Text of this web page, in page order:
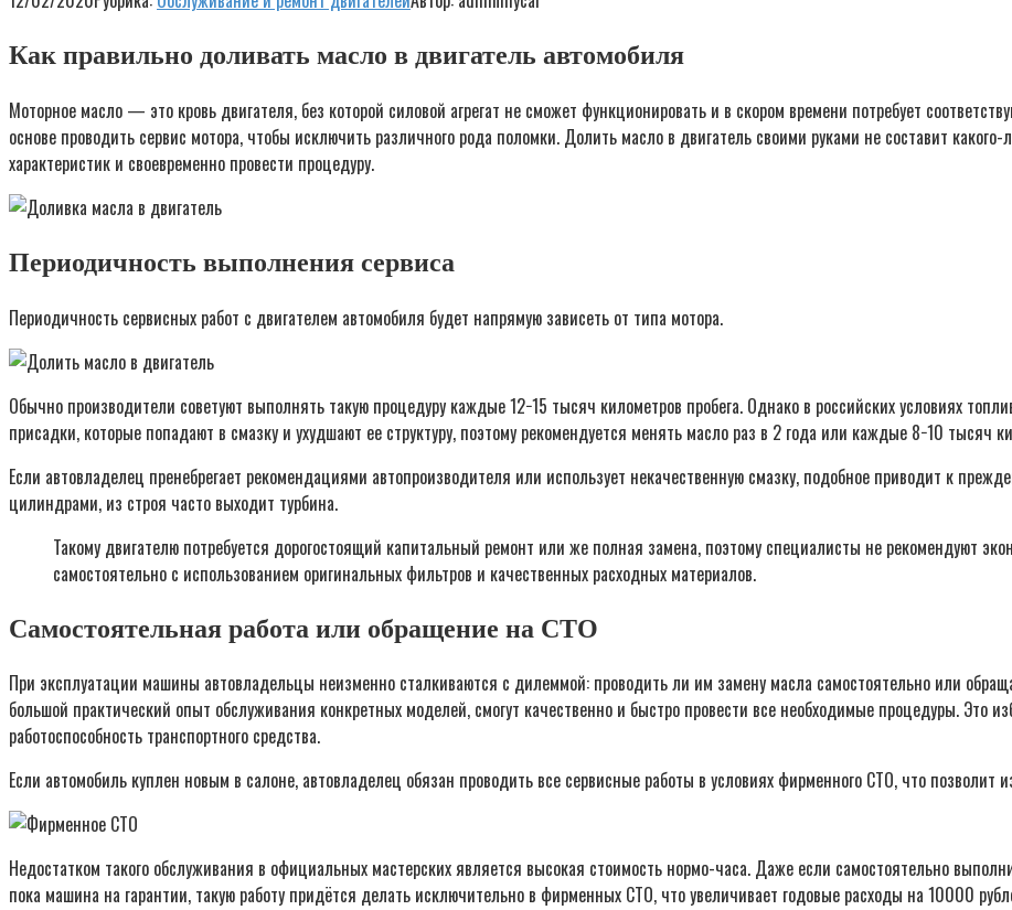
Как правильно доливать масло в двигатель автомобиля
Моторное масло — это кровь двигателя, без которой силовой агрегат не сможет функционировать и в скором времени потребует
основе проводить сервис мотора, чтобы исключить различного рода поломки. Долить масло в двигатель своими руками не составит
характеристик и своевременно провести процедуру.
Периодичность выполнения сервиса
Периодичность сервисных работ с двигателем автомобиля будет напрямую зависеть от типа мотора.
Обычно производители советуют выполнять такую процедуру каждые 12−15 тысяч километров пробега. Однако в российских условиях
присадки, которые попадают в смазку и ухудшают ее структуру, поэтому рекомендуется менять масло раз в 2 года или каждые 8−10 тысяч
Если автовладелец пренебрегает рекомендациями автопроизводителя или использует некачественную смазку, подобное приводит к
цилиндрами, из строя часто выходит турбина.
Такому двигателю потребуется дорогостоящий капитальный ремонт или же полная замена, поэтому специалисты не рекомендуют
самостоятельно с использованием оригинальных фильтров и качественных расходных материалов.
Самостоятельная работа или обращение на СТО
При эксплуатации машины автовладельцы неизменно сталкиваются с дилеммой: проводить ли им замену масла самостоятельно или
большой практический опыт обслуживания конкретных моделей, смогут качественно и быстро провести все необходимые процедуры. Это
работоспособность транспортного средства.
Если автомобиль куплен новым в салоне, автовладелец обязан проводить все сервисные работы в условиях фирменного СТО, что позволит
Недостатком такого обслуживания в официальных мастерских является высокая стоимость нормо-часа. Даже если самостоятельно
пока машина на гарантии, такую работу придётся делать исключительно в фирменных СТО, что увеличивает годовые расходы на 10000